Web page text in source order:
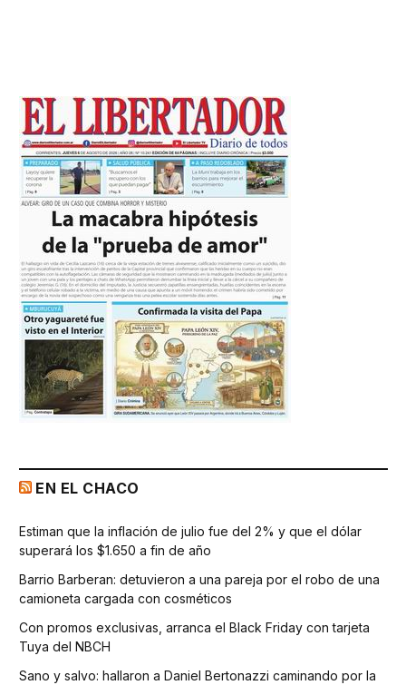
EN EL CHACO
Estiman que la inflación de julio fue del 2% y que el dólar
superará los $1.650 a fin de año
Barrio Barberan: detuvieron a una pareja por el robo de una
camioneta cargada con cosméticos
Con promos exclusivas, arranca el Black Friday con tarjeta
Tuya del NBCH
Sano y salvo: hallaron a Daniel Bertonazzi caminando por la